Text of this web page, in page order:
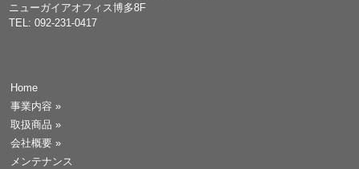
ニューガイアオフィス博多8F
TEL: 092-231-0417
Home
事業内容 »
取扱商品 »
会社概要 »
メンテナンス